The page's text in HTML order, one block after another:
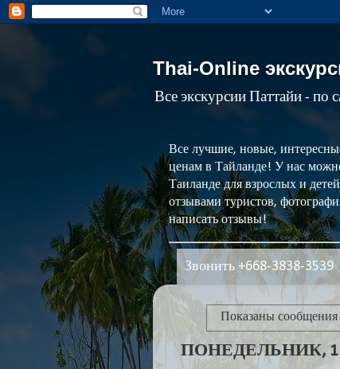
Thai-Online
Все экскурсии Паттайи - по
Все лучшие, новые,
ценам в Тайланде! У нас
Таиланде для взрослых и
отзывами туристов,
написать отзывы!
Звонить +668-3838-3539
Показаны
ПОНЕДЕЛЬНИК, 1